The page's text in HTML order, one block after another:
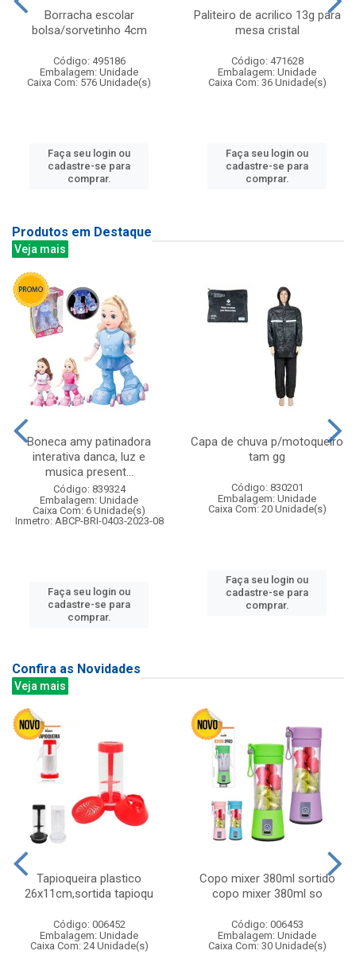
Borracha escolar
bolsa/sorvetinho 4cm
Código: 495186
Embalagem: Unidade
Caixa Com: 576 Unidade(s)
Faça seu login ou
cadastre-se para
comprar.
Paliteiro de acrilico 13g para
mesa cristal
Código: 471628
Embalagem: Unidade
Caixa Com: 36 Unidade(s)
Faça seu login ou
cadastre-se para
comprar.
Produtos em Destaque
Veja mais
Boneca amy patinadora
interativa danca, luz e
musica present...
Código: 839324
Embalagem: Unidade
Caixa Com: 6 Unidade(s)
Inmetro: ABCP-BRI-0403-2023-08
Faça seu login ou
cadastre-se para
comprar.
Capa de chuva p/motoqueiro
tam gg
Código: 830201
Embalagem: Unidade
Caixa Com: 20 Unidade(s)
Faça seu login ou
cadastre-se para
comprar.
Confira as Novidades
Veja mais
Tapioqueira plastico
26x11cm,sortida tapioqu
Código: 006452
Embalagem: Unidade
Caixa Com: 24 Unidade(s)
Copo mixer 380ml sortido
copo mixer 380ml so
Código: 006453
Embalagem: Unidade
Caixa Com: 30 Unidade(s)